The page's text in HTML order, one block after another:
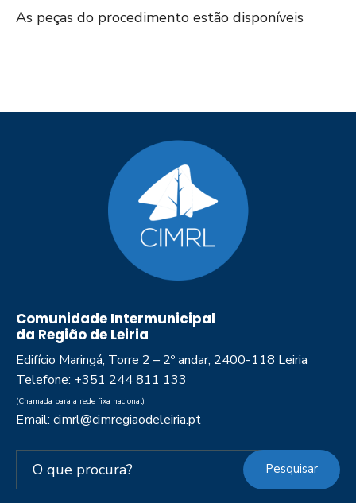
As peças do procedimento estão disponíveis
Comunidade Intermunicipal
da Região de Leiria
Edifício Maringá, Torre 2 – 2º andar, 2400-118 Leiria
Telefone: +351 244 811 133
(Chamada para a rede fixa nacional)
Email: cimrl@cimregiaodeleiria.pt
Pesquisar